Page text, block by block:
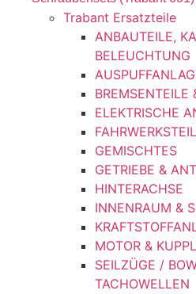
Trabant Ersatzteile
ANBAUTEILE,
BELEUCHTUNG
BREMSENTEILE
ELEKTRISCHE
GEMISCHTES
GETRIEBE &
HINTERACHSE
INNENRAUM &
MOTOR &
SEILZÜGE /
TACHOWELLEN